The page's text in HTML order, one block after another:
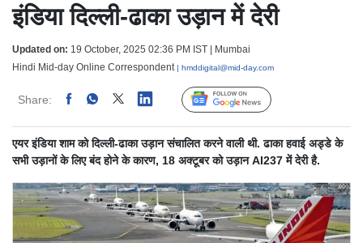
इंडिया दिल्ली-ढाका उड़ान में देरी
Updated on: 19 October, 2025 02:36 PM IST | Mumbai
Hindi Mid-day Online Correspondent | hmddigital@mid-day.com
Share: Linked Follow Us
एयर इंडिया शाम को दिल्ली-ढाका उड़ान संचालित करने वाली थी. ढाका हवाई अड्डे के
सभी उड़ानों के लिए बंद होने के कारण, 18 अक्टूबर को उड़ान AI237 में देरी है.